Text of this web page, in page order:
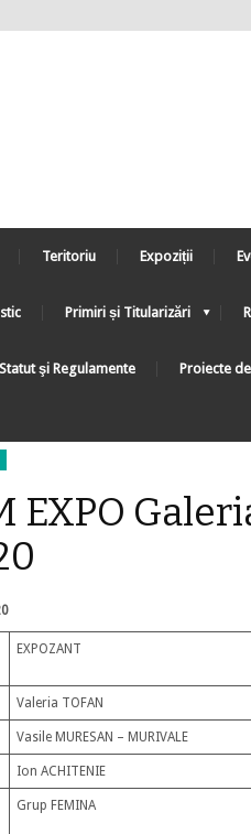
Teritoriu Expoziții
Primiri și Titularizări
Statut şi Regulamente Proiecte
EXPO
EXPOZANT
Valeria TOFAN
Vasile MURESAN – MURIVALE
Ion ACHITENIE
Grup FEMINA